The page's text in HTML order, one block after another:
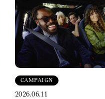
CAMPAIGN
2026.06.11